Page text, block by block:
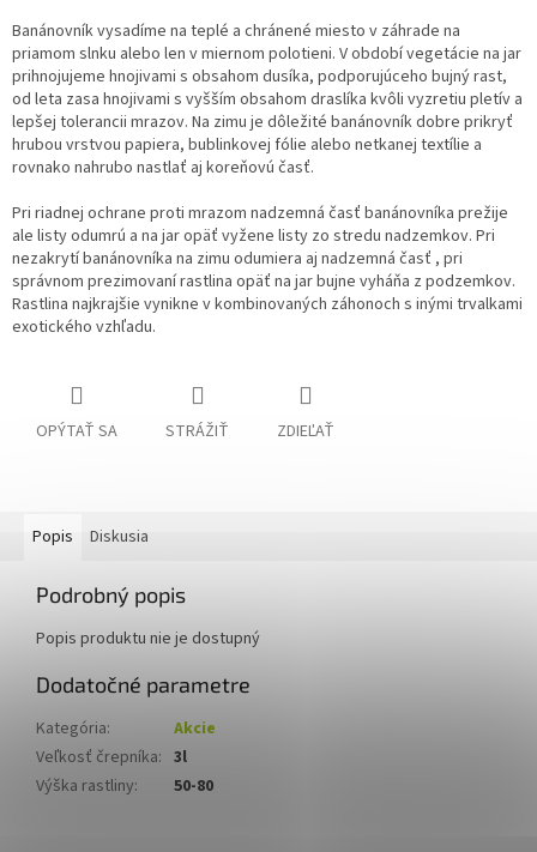
Banánovník vysadíme na teplé a chránené miesto v záhrade na
priamom slnku alebo len v miernom polotieni. V období vegetácie na jar
prihnojujeme hnojivami s obsahom dusíka, podporujúceho bujný rast,
od leta zasa hnojivami s vyšším obsahom draslíka kvôli vyzretiu pletív a
lepšej tolerancii mrazov. Na zimu je dôležité banánovník dobre prikryť
hrubou vrstvou papiera, bublinkovej fólie alebo netkanej textílie a
rovnako nahrubo nastlať aj koreňovú časť.
Pri riadnej ochrane proti mrazom nadzemná časť banánovníka prežije
ale listy odumrú a na jar opäť vyžene listy zo stredu nadzemkov. Pri
nezakrytí banánovníka na zimu odumiera aj nadzemná časť , pri
správnom prezimovaní rastlina opäť na jar bujne vyháňa z podzemkov.
Rastlina najkrajšie vynikne v kombinovaných záhonoch s inými trvalkami
exotického vzhľadu.
OPÝTAŤ SA STRÁŽIŤ ZDIEĽAŤ
Popis Diskusia
Podrobný popis
Popis produktu nie je dostupný
Dodatočné parametre
Kategória:
Akcie
Veľkosť črepníka: 3l
Výška rastliny: 50-80